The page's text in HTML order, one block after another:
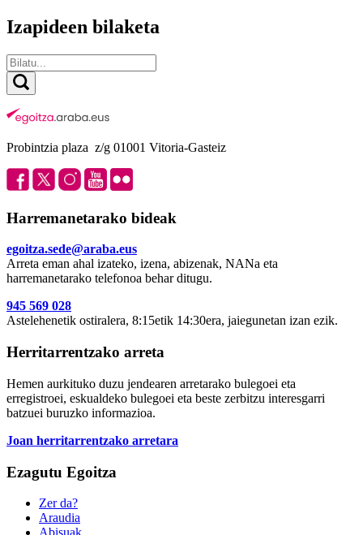
Izapideen bilaketa
Probintzia plaza z/g 01001 Vitoria-Gasteiz
Harremanetarako bideak
egoitza.sede@araba.eus
Arreta eman ahal izateko, izena, abizenak, NANa eta
harremanetarako telefonoa behar ditugu.
945 569 028
Astelehenetik ostiralera, 8:15etik 14:30era, jaiegunetan izan ezik.
Herritarrentzako arreta
Hemen aurkituko duzu jendearen arretarako bulegoei eta
erregistroei, eskualdeko bulegoei eta beste zerbitzu interesgarri
batzuei buruzko informazioa.
Joan herritarrentzako arretara
Ezagutu Egoitza
Zer da?
Araudia